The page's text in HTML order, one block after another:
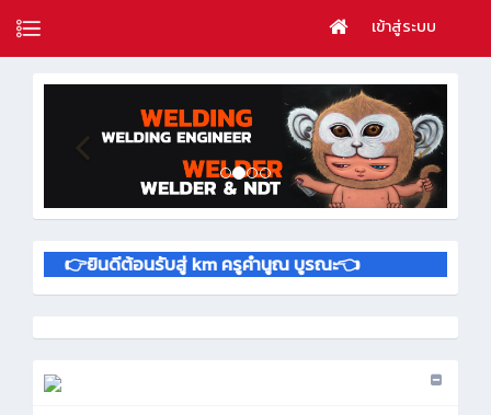
เข้าสู่ระบบ
👉ยินดีต้อนรับสู่ km ครูคำนูณ บูรณะ👈